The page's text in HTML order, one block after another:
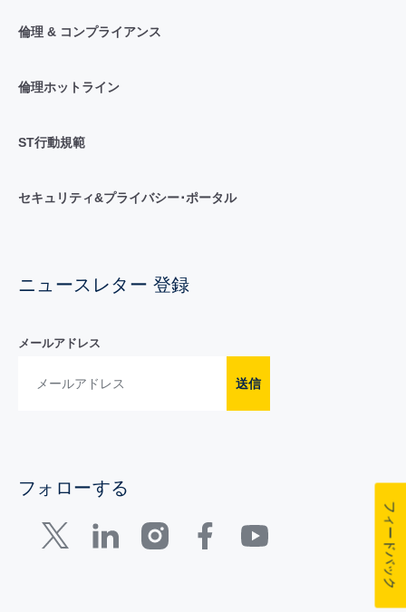
倫理 & コンプライアンス
倫理ホットライン
ST行動規範
セキュリティ&プライバシー･ポータル
ニュースレター 登録
メールアドレス
送信
フォローする
フィードバック